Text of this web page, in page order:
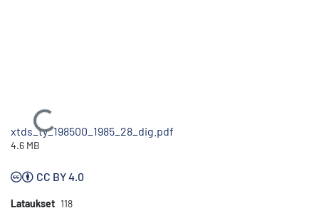
Ladataan...
xtds_ty_198500_1985_28_dig.pdf
4.6 MB
CC BY 4.0
Lataukset 118